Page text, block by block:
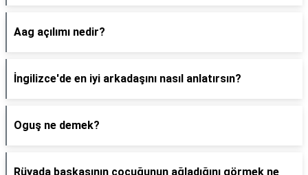
Aag açılımı nedir?
İngilizce'de en iyi arkadaşını nasıl anlatırsın?
Oguş ne demek?
Rüyada başkasının çocuğunun ağladığını görmek ne